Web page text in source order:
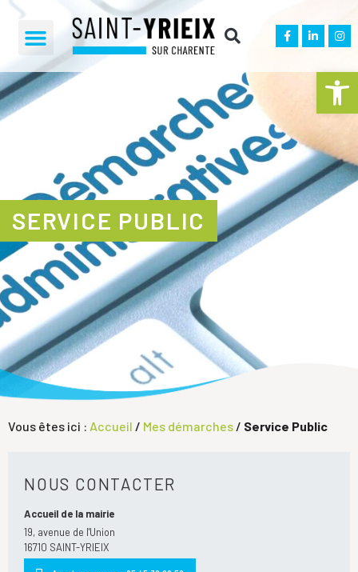
Ouvrir
SERVICE PUBLIC
Vous êtes ici : Accueil / Mes démarches / Service Public
NOUS CONTACTER
Accueil de la mairie
19, avenue de l'Union
16710 SAINT-YRIEIX